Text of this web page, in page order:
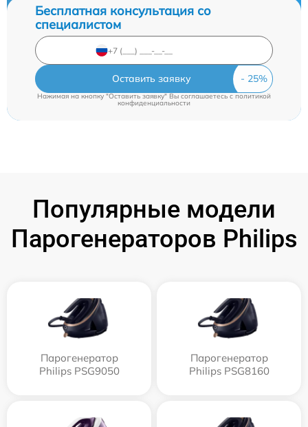
Бесплатная консультация со
специалистом
Оставить заявку
Нажимая на кнопку "Оставить заявку" Вы соглашаетесь c политикой
конфиденциальности
Популярные модели
Парогенераторов Philips
Парогенератор
Philips PSG9050
Парогенератор
Philips PSG8160